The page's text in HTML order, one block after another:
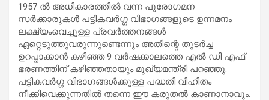
1957 ൽ അധികാരത്തിൽ വന്ന പുരോഗമന
സർക്കാരുകൾ പട്ടികവർഗ്ഗ വിഭാഗങ്ങളുടെ ഉന്നമനം
ലക്ഷ്യംവെച്ചുള്ള പ്രവർത്തനങ്ങൾ
ഏറ്റെടുത്തുവരുന്നുണ്ടെന്നും അതിന്റെ തുടർച്ച
ഉറപ്പാക്കാൻ കഴിഞ്ഞ 9 വർഷക്കാലത്തെ എൽ ഡി എഫ്
ഭരണത്തിന് കഴിഞ്ഞതായും മുഖ്യമന്ത്രി പറഞ്ഞു.
പട്ടികവർഗ്ഗ വിഭാഗങ്ങൾക്കുള്ള പദ്ധതി വിഹിതം
നീക്കിവെക്കുന്നതിൽ തന്നെ ഈ കരുതൽ കാണാനാവും.